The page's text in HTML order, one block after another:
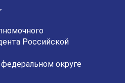
Российской
округе